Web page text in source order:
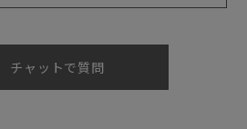
チャットで質問